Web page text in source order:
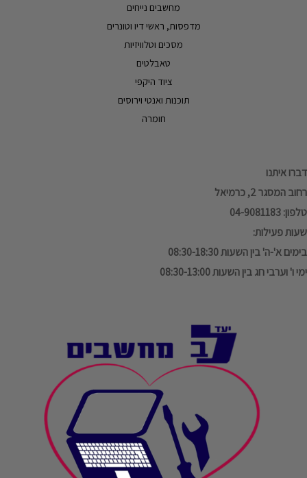
מחשבים נייחים
מדפסות, ראשי דיו וטונרים
מסכים וטלוויזיות
טאבלטים
ציוד היקפי
תוכנות ואנטי וירוסים
חומרה
דברו איתנו
רחוב המסגר 2, כרמיאל
טלפון: 04-9081183
שעות פעילות:
בימים א'-ה' בין השעות 08:30-18:30
ימי ו' וערבי חג בין השעות 08:30-13:00